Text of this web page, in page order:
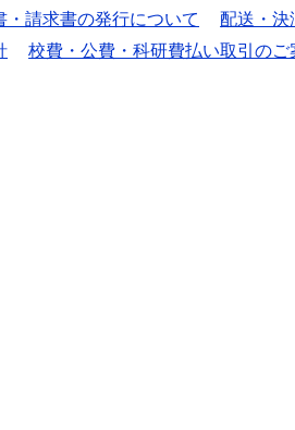
・請求書の発行について 配送・決
校費・公費・科研費払い取引のご